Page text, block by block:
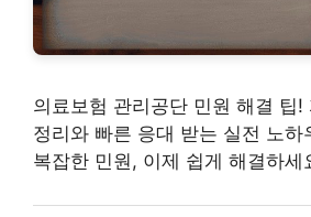
의료보험 관리공단 민원 해결 팁!
정리와 빠른 응대 받는 실전 노하
복잡한 민원, 이제 쉽게 해결하세